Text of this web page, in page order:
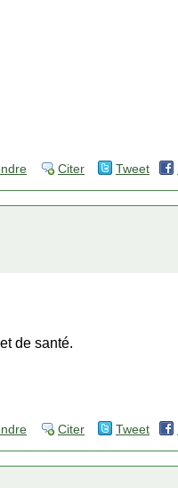
Citer Tweet
de santé.
Citer Tweet